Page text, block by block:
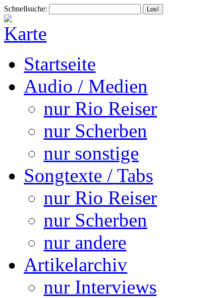
Schnellsuche:
Startseite
Audio / Medien
nur Rio Reiser
nur Scherben
nur sonstige
Songtexte / Tabs
nur Rio Reiser
nur Scherben
nur andere
Artikelarchiv
nur Interviews